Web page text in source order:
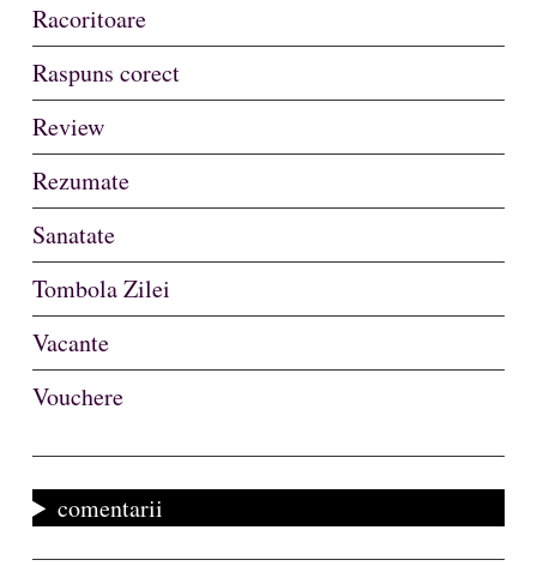
Racoritoare
Raspuns corect
Review
Rezumate
Sanatate
Tombola Zilei
Vacante
Vouchere
comentarii